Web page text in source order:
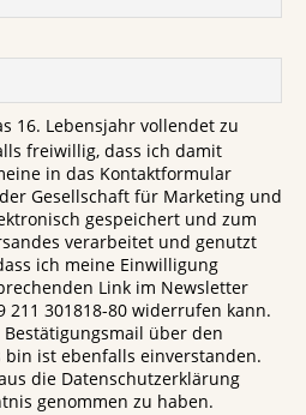
16. Lebensjahr vollendet zu
freiwillig, dass ich damit
in das Kontaktformular
Gesellschaft für Marketing und
gespeichert und zum
verarbeitet und genutzt
ich meine Einwilligung
Link im Newsletter
301818-80 widerrufen kann.
über den
ist ebenfalls einverstanden.
die Datenschutzerklärung
genommen zu haben.